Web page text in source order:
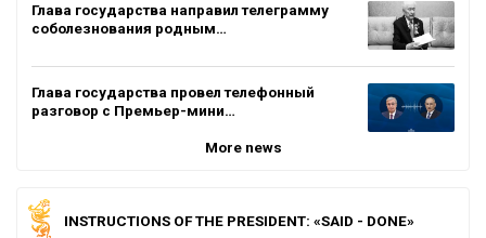
Глава государства направил телеграмму
соболезнования родным…
Глава государства провел телефонный
разговор с Премьер-мини…
More news
INSTRUCTIONS OF THE PRESIDENT: «SAID - DONE»